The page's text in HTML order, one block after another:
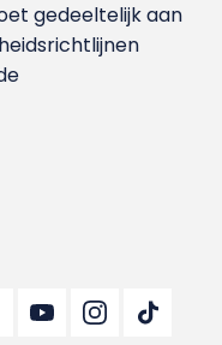
gedeeltelijk aan